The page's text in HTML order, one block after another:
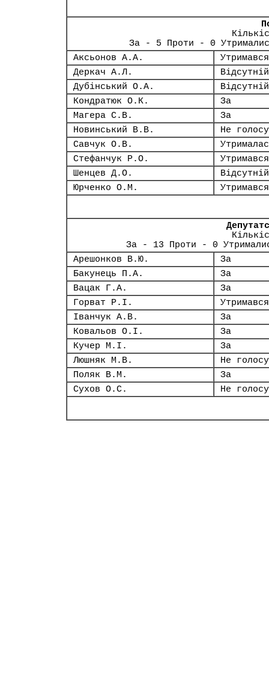
За - 5 Проти - 0
Аксьонов А.А.
Утримався
Деркач А.Л.
Відсутній
Дубінський О.А.
Відсутній
Кондратюк О.К.
За
Магера С.В.
За
Новинський В.В.
Не
Савчук О.В.
Стефанчук Р.О.
Утримався
Шенцев Д.О.
Відсутній
Юрченко О.М.
Утримався
За - 13 Проти - 0
Арешонков В.Ю.
За
Бакунець П.А.
За
Вацак Г.А.
За
Горват Р.І.
Утримався
Іванчук А.В.
За
Ковальов О.І.
За
Кучер М.І.
За
Люшняк М.В.
Не
Поляк В.М.
За
Сухов О.С.
Не